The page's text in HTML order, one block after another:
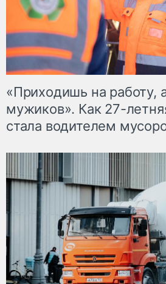
«Приходишь на работу,
мужиков». Как 27-
стала водителем